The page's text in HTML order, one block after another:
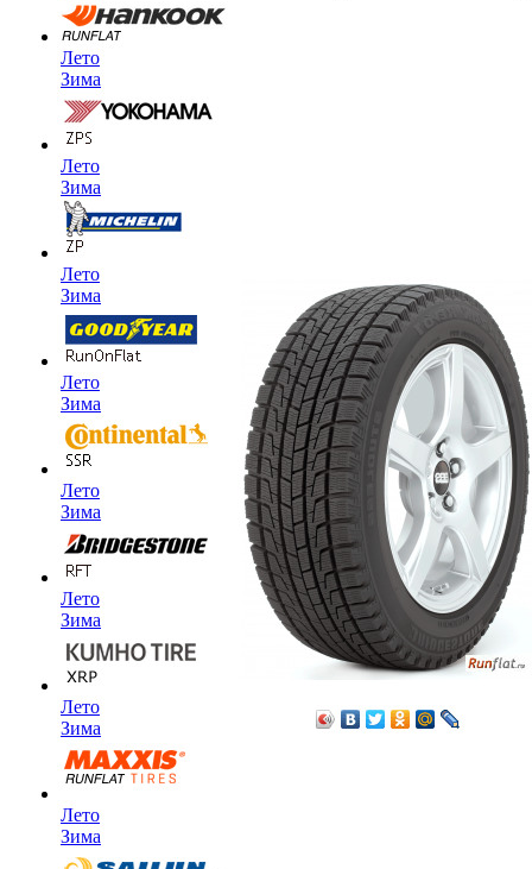
Лето
Зима
Лето
Зима
Лето
Зима
Лето
Зима
Лето
Зима
Лето
Зима
Лето
Зима
Лето
Зима